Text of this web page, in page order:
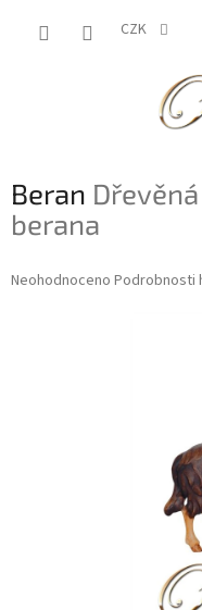
CZK
Beran
berana
Průměrné
Neohodnoceno Podrobnosti